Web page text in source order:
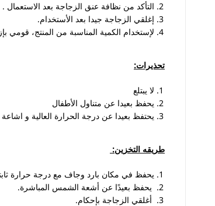
التأكد من نظافة عنق الزجاجة بعد الاستعمال
إغلقي الزجاجة جيدا بعد الأستخدام.
لإستخدام الكمية المناسبة من المنتج،
تحذيرات:
لا يبتلع
يحفظ بعيدا عن متناول الأطفال
يحتفظ بعيدا عن درجة الحرارة العالية و
طريقه التخزين:
يحفظ في مكان بارد وجاف مع درجة حرارة
يحفظ بعيدًا عن أشعة الشمس المباشرة.
أغلقي الزجاجة بإحكام.